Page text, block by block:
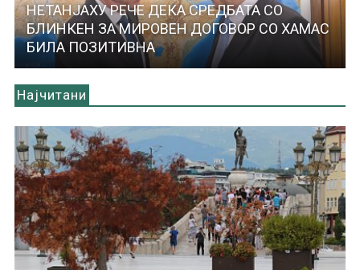
НЕТАНЈАХУ РЕЧЕ ДЕКА СРЕДБАТА СО
БЛИНКЕН ЗА МИРОВЕН ДОГОВОР СО ХАМАС
БИЛА ПОЗИТИВНА
Најчитани